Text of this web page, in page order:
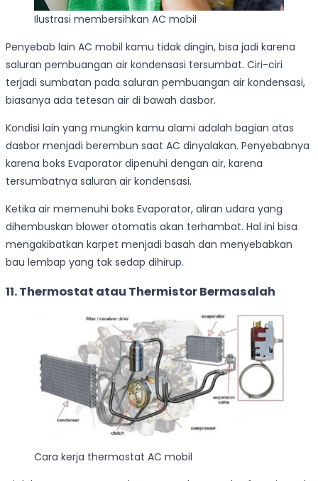
Ilustrasi membersihkan AC mobil
Penyebab lain AC mobil kamu tidak dingin, bisa jadi karena
saluran pembuangan air kondensasi tersumbat. Ciri-ciri
terjadi sumbatan pada saluran pembuangan air kondensasi,
biasanya ada tetesan air di bawah dasbor.
Kondisi lain yang mungkin kamu alami adalah bagian atas
dasbor menjadi berembun saat AC dinyalakan. Penyebabnya
karena boks Evaporator dipenuhi dengan air, karena
tersumbatnya saluran air kondensasi.
Ketika air memenuhi boks Evaporator, aliran udara yang
dihembuskan blower otomatis akan terhambat. Hal ini bisa
mengakibatkan karpet menjadi basah dan menyebabkan
bau lembap yang tak sedap dihirup.
11. Thermostat atau Thermistor Bermasalah
Cara kerja thermostat AC mobil